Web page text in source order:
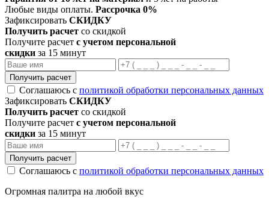
Любые виды оплаты. Рассрочка 0%
Зафиксировать СКИДКУ
Получить расчет со скидкой
Получите расчет с учетом персональной
скидки за 15 минут
Получить расчет
Соглашаюсь с политикой обработки персональных данных
Зафиксировать СКИДКУ
Получить расчет со скидкой
Получите расчет с учетом персональной
скидки за 15 минут
Получить расчет
Соглашаюсь с политикой обработки персональных данных
Огромная палитра на любой вкус